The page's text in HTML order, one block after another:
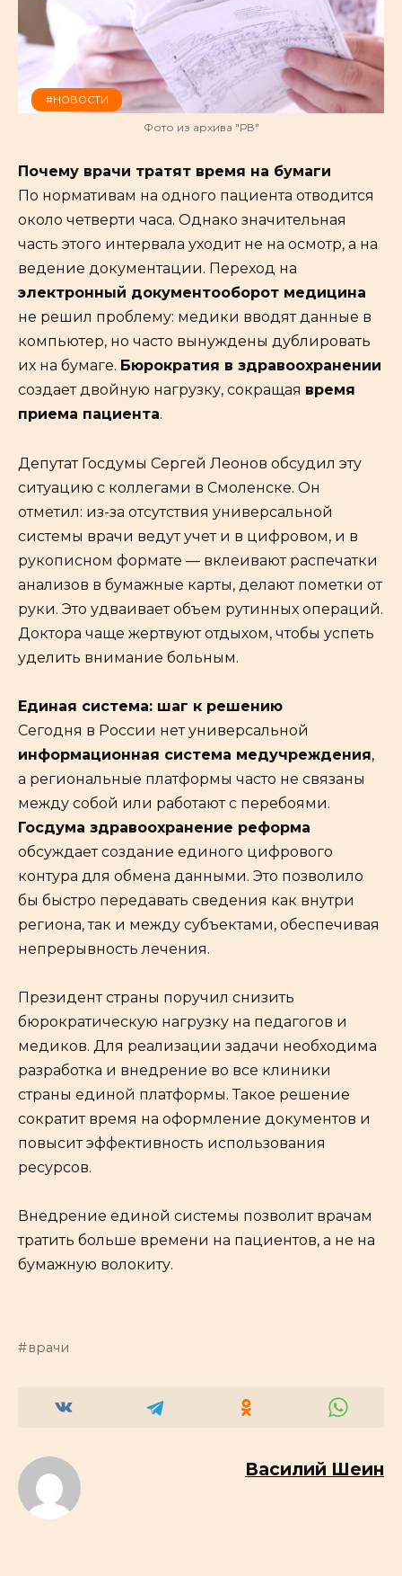
#НОВОСТИ
Фото из архива "РВ"
Почему врачи тратят время на бумаги
По нормативам на одного пациента отводится
около четверти часа. Однако значительная
часть этого интервала уходит не на осмотр, а на
ведение документации. Переход на
электронный документооборот медицина
не решил проблему: медики вводят данные в
компьютер, но часто вынуждены дублировать
их на бумаге. Бюрократия в здравоохранении
создает двойную нагрузку, сокращая время
приема пациента.
Депутат Госдумы Сергей Леонов обсудил эту
ситуацию с коллегами в Смоленске. Он
отметил: из-за отсутствия универсальной
системы врачи ведут учет и в цифровом, и в
рукописном формате — вклеивают распечатки
анализов в бумажные карты, делают пометки от
руки. Это удваивает объем рутинных операций.
Доктора чаще жертвуют отдыхом, чтобы успеть
уделить внимание больным.
Единая система: шаг к решению
Сегодня в России нет универсальной
информационная система медучреждения,
а региональные платформы часто не связаны
между собой или работают с перебоями.
Госдума здравоохранение реформа
обсуждает создание единого цифрового
контура для обмена данными. Это позволило
бы быстро передавать сведения как внутри
региона, так и между субъектами, обеспечивая
непрерывность лечения.
Президент страны поручил снизить
бюрократическую нагрузку на педагогов и
медиков. Для реализации задачи необходима
разработка и внедрение во все клиники
страны единой платформы. Такое решение
сократит время на оформление документов и
повысит эффективность использования
ресурсов.
Внедрение единой системы позволит врачам
тратить больше времени на пациентов, а не на
бумажную волокиту.
врачи
Василий Шеин